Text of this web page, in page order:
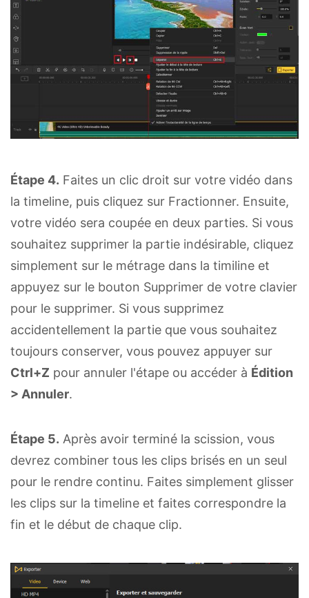
Étape 4. Faites un clic droit sur votre vidéo dans
la timeline, puis cliquez sur Fractionner. Ensuite,
votre vidéo sera coupée en deux parties. Si vous
souhaitez supprimer la partie indésirable, cliquez
simplement sur le métrage dans la timiline et
appuyez sur le bouton Supprimer de votre clavier
pour le supprimer. Si vous supprimez
accidentellement la partie que vous souhaitez
toujours conserver, vous pouvez appuyer sur
Ctrl+Z pour annuler l'étape ou accéder à Édition
> Annuler.
Étape 5. Après avoir terminé la scission, vous
devrez combiner tous les clips brisés en un seul
pour le rendre continu. Faites simplement glisser
les clips sur la timeline et faites correspondre la
fin et le début de chaque clip.